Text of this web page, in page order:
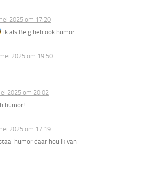
2025 om 17:20
ik als Belg heb ook humor
2025 om 19:50
2025 om 20:02
humor!
2025 om 17:19
humor daar hou ik van